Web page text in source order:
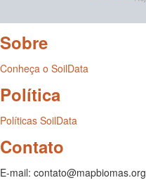
Sobre
Conheça o SoilData
Política
Políticas SoilData
Contato
E-mail: contato@mapbiomas.org